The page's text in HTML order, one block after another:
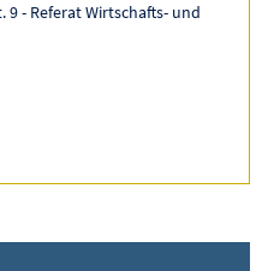
- Referat Wirtschafts- und